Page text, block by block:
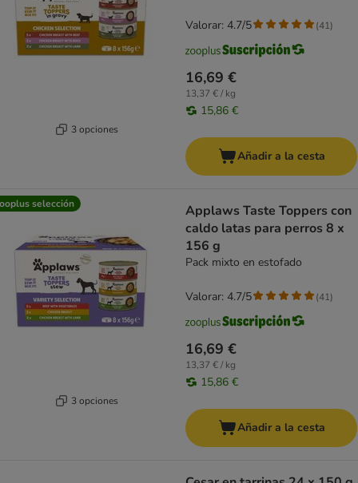
3 opciones
16,69 €
13,37 € / kg
15,86 €
Valorar: 4.7/5 (41)
Añadir a la cesta
selección
3 opciones
Applaws Taste Toppers con
caldo latas para perros 8 x
156 g
Pack mixto en estofado
16,69 €
13,37 € / kg
15,86 €
Valorar: 4.7/5 (41)
Añadir a la cesta